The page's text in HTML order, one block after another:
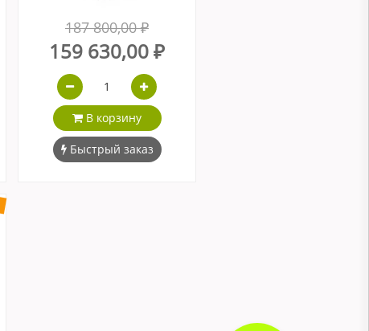
187 800,00 ₽
159 630,00 ₽
В корзину
Быстрый заказ